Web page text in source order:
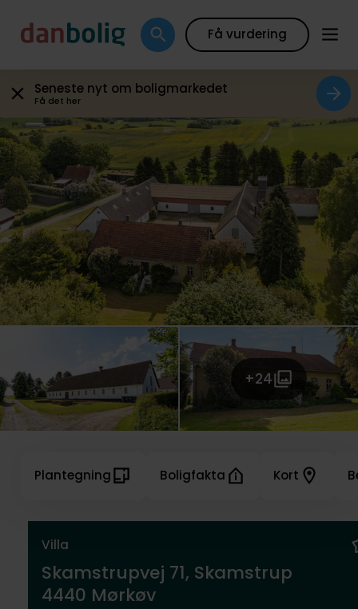
Få vurdering
Seneste nyt om boligmarkedet
Få det her
+24
Villa
Skamstrupvej 71, Skamstrup
4440 Mørkøv
Plantegning Boligfakta Kort
Plantegning Boligfakta Kort Beregn boliglån